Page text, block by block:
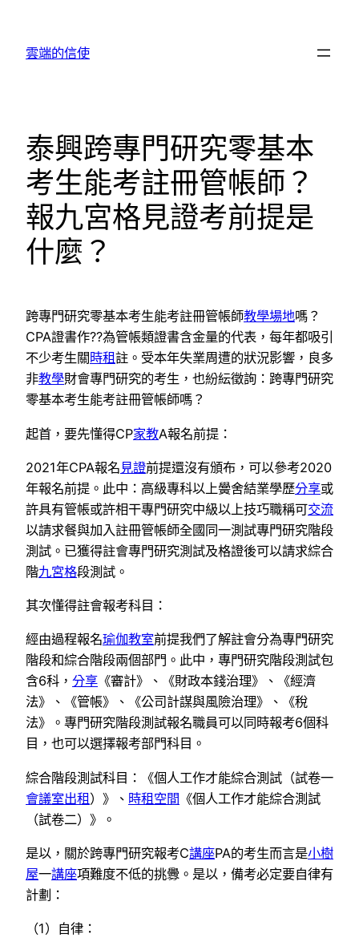
雲端的信使
泰興跨專門研究零基本
考生能考註冊管帳師？
報九宮格見證考前提是
什麼？
跨專門研究零基本考生能考註冊管帳師教學場地嗎？
CPA證書作??為管帳類證書含金量的代表，每年都吸引
不少考生關 時租註。受本年失業周遭的狀況影響，良多
非教學財會專門研究的考生，也紛紜徵詢：跨專門研究
零基本考生能考註冊管帳師嗎？
起首，要先懂得CP家教A報名前提：
2021年CPA報名 見證前提還沒有頒布，可以參考2020
年報名前提。此中：高級專科以上黌舍結業學歷分享或
許具有管帳或許相干專門研究中級以上技巧職稱可交流
以請求餐與加入註冊管帳師全國同一測試專門研究階段
測試。已獲得註會專門研究測試及格證後可以請求綜合
階九宮格段測試。
其次懂得註會報考科目：
經由過程報名瑜伽教室前提我們了解註會分為專門研究
階段和綜合階段兩個部門。此中，專門研究階段測試包
含6科， 分享 《審計》、《財政本錢治理》、《經濟
法》、《管帳》、《公司計謀與風險治理》、《稅
法》。專門研究階段測試報名職員可以同時報考6個科
目，也可以選擇報考部門科目。
綜合階段測試科目：《個人工作才能綜合測試（試卷一
會議室出租）》、 時租空間 《個人工作才能綜合測試
（試卷二）》。
是以，關於跨專門研究報考C講座PA的考生而言是小樹
屋一講座項難度不低的挑釁。是以，備考必定要自律有
計劃：
（1）自律：